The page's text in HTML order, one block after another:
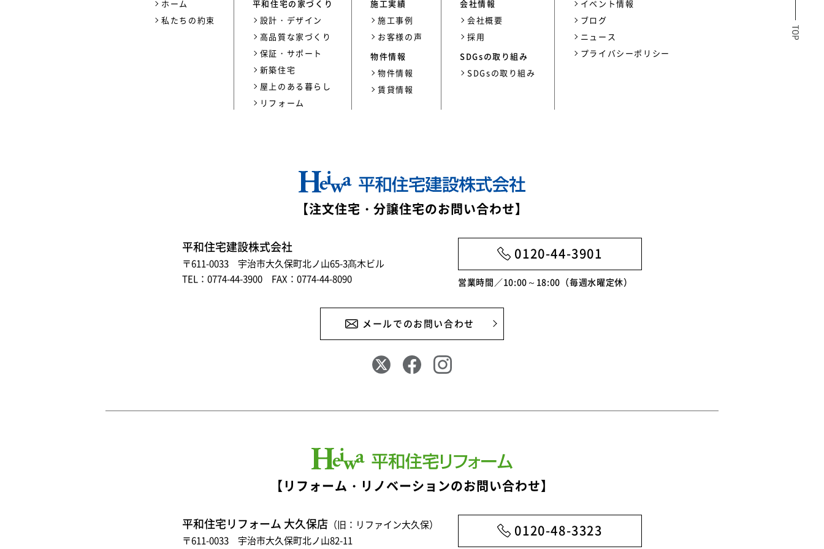
ホーム
私たちの約束
平和住宅の家づくり
設計・デザイン
高品質な家づくり
保証・サポート
新築住宅
屋上のある暮らし
リフォーム
施工実績
施工事例
お客様の声
物件情報
物件情報
賃貸情報
会社情報
会社概要
採用
SDGsの取り組み
SDGsの取り組み
イベント情報
ブログ
ニュース
プライバシーポリシー
【注文住宅・分譲住宅のお問い合わせ】
平和住宅建設株式会社
〒611-0033 宇治市大久保町北ノ山65-3髙木ビル
TEL：0774-44-3900 FAX：0774-44-8090
0120-44-3901
営業時間／10:00～18:00（毎週水曜定休）
メールでのお問い合わせ
【リフォーム・リノベーションのお問い合わせ】
平和住宅リフォーム 大久保店 （旧：リファイン大久保）
〒611-0033 宇治市大久保町北ノ山82-11
0120-48-3323